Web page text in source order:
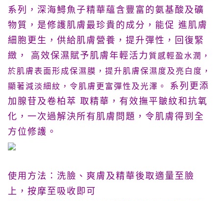
系列，深海鱘魚子精華蘊含豐富的氨基酸及礦
物質，是修護肌膚最珍貴的成分，能促 進肌膚
細胞更生，供給肌膚營養，提升彈性，回復緊
緻， 高效保濕賦予肌膚年輕活力 質感輕盈水潤，
於肌膚表面形成保濕膜，提升肌膚保濕度及亮白度，
顯著減淡細紋，令肌膚更富彈性及光澤。 系列更添
加腺苷及卷柏萃 取精華，有效撫平皺紋和抗氧
化，一次過解決所有肌膚問題，令肌膚得到全
方位修護。
使用方法：洗臉、爽膚及精華後取適量至臉
上，按摩至吸收即可